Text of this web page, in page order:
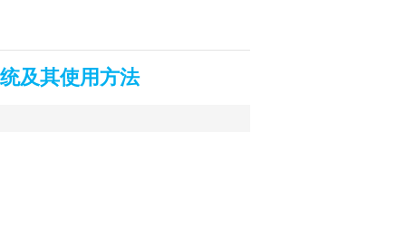
及其使用方法